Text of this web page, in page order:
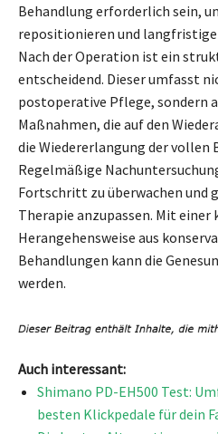
Behandlung erforderlich sein,
repositionieren und langfristige
Nach der Operation ist ein
entscheidend. Dieser umfasst
postoperative Pflege, sondern
Maßnahmen, die auf den
die Wiedererlangung der vollen
Regelmäßige
Fortschritt zu überwachen und
Therapie anzupassen. Mit
Herangehensweise aus
Behandlungen kann die
werden.
Auch interessant:
Shimano PD-EH500 Test:
besten Klickpedale für dein